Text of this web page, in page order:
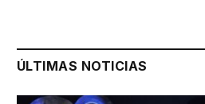
ÚLTIMAS NOTICIAS